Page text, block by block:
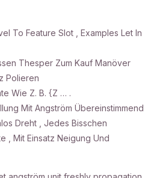
To Feature Slot , Examples Let In
Thesper Zum Kauf Manöver
Polieren
Wie Z. B. {Z … .
Mit Angström Übereinstimmend
Dreht , Jedes Bisschen
, Mit Einsatz Neigung Und